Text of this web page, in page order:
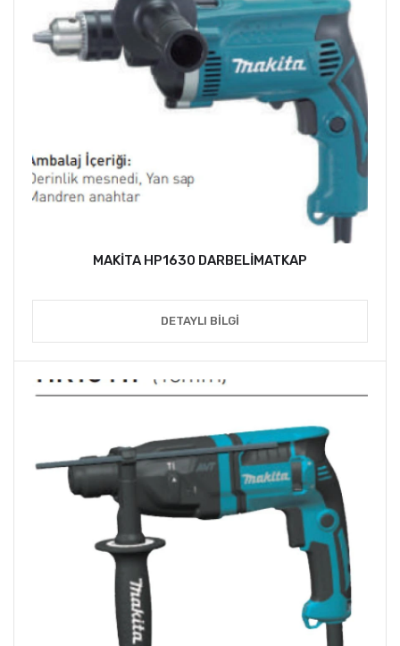
MAKİTA HP1630 DARBELİMATKAP
DETAYLI BILGI